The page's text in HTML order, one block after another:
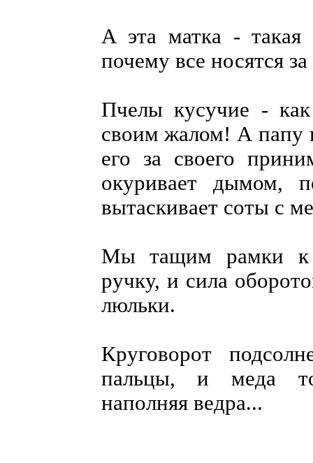
А эта матка - такая
почему все носятся
Пчелы кусучие -
своим жалом! А папу
его за своего
окуривает дымом,
вытаскивает соты с
Мы тащим рамки к
ручку, и сила
люльки.
Круговорот
пальцы, и меда
наполняя ведра...